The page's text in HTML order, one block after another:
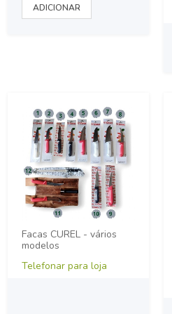
Faca CJH Outdoor - madeira de oliveira
48,50 €
Facas CUREL - vários
modelos
Telefonar para loja